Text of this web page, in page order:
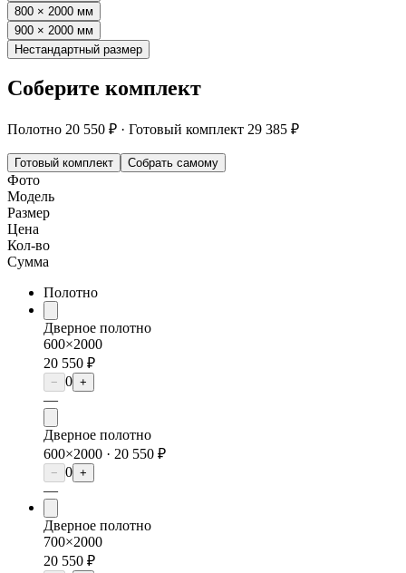
800 × 2000 мм
900 × 2000 мм
Нестандартный размер
Соберите комплект
Полотно 20 550 ₽ · Готовый комплект 29 385 ₽
Готовый комплект Собрать самому
Фото
Модель
Размер
Цена
Кол-во
Сумма
Полотно
Дверное полотно
600×2000
20 550 ₽
− 0 +
—
Дверное полотно
600×2000 · 20 550 ₽
− 0 +
—
Дверное полотно
700×2000
20 550 ₽